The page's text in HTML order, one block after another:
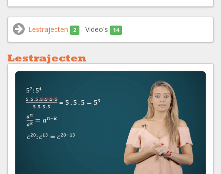
Lestrajecten 2 Video's 14
Lestrajecten